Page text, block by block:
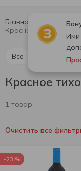
Ими
Главная Алкоголь
Все Красное
Красное
1 товар
Очистить все
-23 %